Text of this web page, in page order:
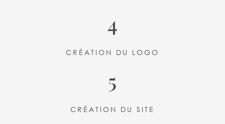
4
CRÉATION DU LOGO
5
CRÉATION DU SITE